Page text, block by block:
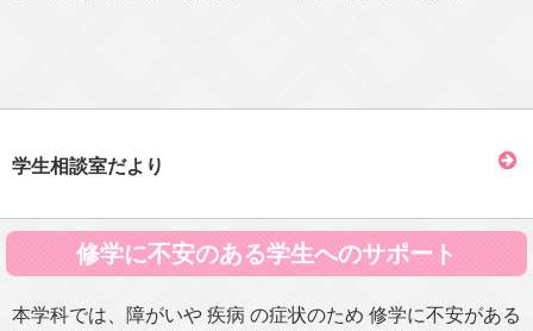
学生相談室だより
修学に不安のある学生へのサポート
本学科では、障がいや 疾病 の症状のため 修学に不安がある